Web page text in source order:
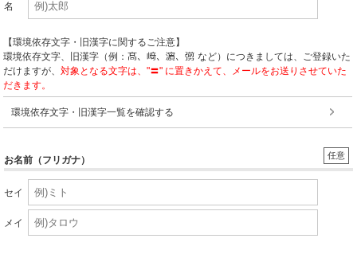
名
【環境依存文字・旧漢字に関するご注意】
環境依存文字、旧漢字（例：
など）につきましては、ご登録いた
だけますが、 対象となる文字は、"〓" に置きかえて、メールをお送りさせていた
だきます。
環境依存文字・旧漢字一覧を確認する
任意
お名前（フリガナ）
セイ
メイ